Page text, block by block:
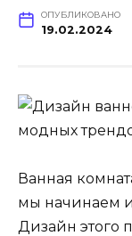
ОПУБЛИКОВАНО
19.02.2024
Ванная
мы начинаем
Дизайн этого